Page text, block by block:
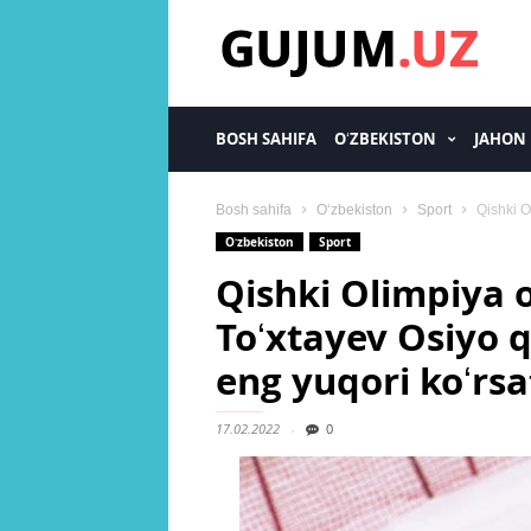
BOSH SAHIFA OʻZBEKISTON JAHON
Bosh sahifa Oʻzbekiston Sport
Qishki
Oʻzbekiston
Sport
Qishki Olimpiya
Toʻxtayev Osiyo
eng yuqori
17.02.2022 0